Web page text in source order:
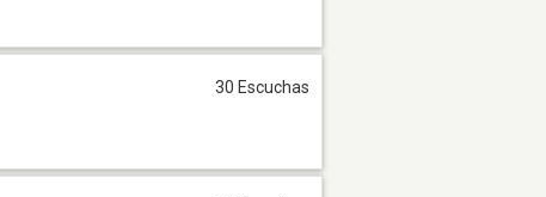
30 Escuchas